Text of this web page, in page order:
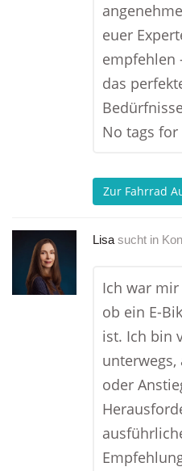
euer
empfehlen
das
No tags
Zur Fahrrad
Lisa sucht in
Ich war
ob ein E-
ist. Ich bin
unterwegs,
oder